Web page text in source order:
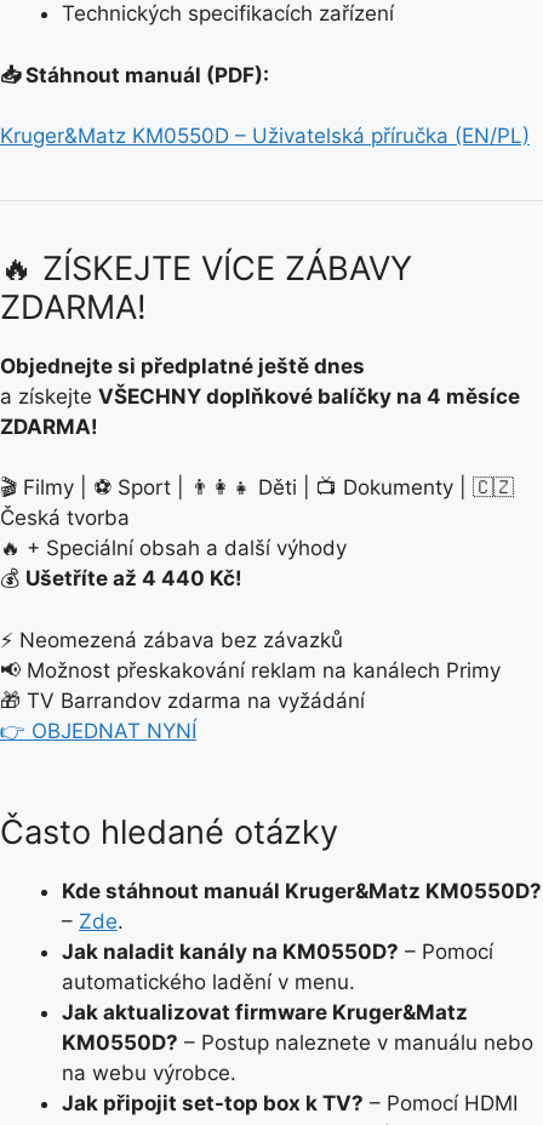
Technických specifikacích zařízení
📥 Stáhnout manuál (PDF):
Kruger&Matz KM0550D – Uživatelská příručka (EN/PL)
🔥 ZÍSKEJTE VÍCE ZÁBAVY
ZDARMA!
Objednejte si předplatné ještě dnes
a získejte VŠECHNY doplňkové balíčky na 4 měsíce
ZDARMA!
🎬 Filmy | ⚽ Sport | 👨‍👩‍👧 Děti | 📺 Dokumenty | 🇨🇿
Česká tvorba
🔥 + Speciální obsah a další výhody
💰 Ušetříte až 4 440 Kč!
⚡ Neomezená zábava bez závazků
📢 Možnost přeskakování reklam na kanálech Primy
🎁 TV Barrandov zdarma na vyžádání
👉 OBJEDNAT NYNÍ
Často hledané otázky
Kde stáhnout manuál Kruger&Matz KM0550D?
– Zde.
Jak naladit kanály na KM0550D? – Pomocí
automatického ladění v menu.
Jak aktualizovat firmware Kruger&Matz
KM0550D? – Postup naleznete v manuálu nebo
na webu výrobce.
Jak připojit set-top box k TV? – Pomocí HDMI